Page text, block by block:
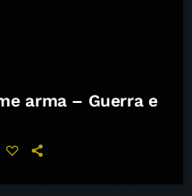
arma – Guerra e